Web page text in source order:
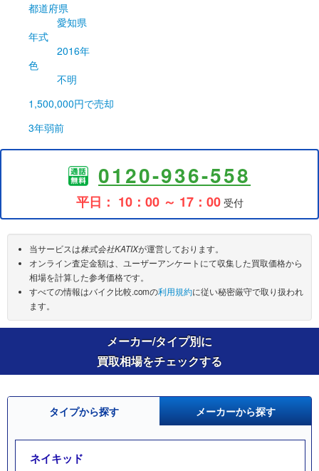
都道府県
愛知県
年式
2016年
色
不明
1,500,000円で売却
3年弱前
0120-936-558
平日： 10：00 ～ 17：00受付
当サービスは株式会社KATIXが運営しております。
オンライン査定金額は、ユーザーアンケートにて収集した買取価格から
相場を計算した参考価格です。
すべての情報はバイク比較.comの利用規約に従い秘密厳守で取り扱われ
ます。
メーカー/タイプ別に
買取相場をチェックする
タイプから探す メーカーから探す
ネイキッド